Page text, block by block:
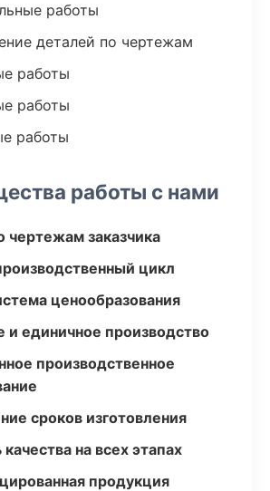
работы
деталей по чертежам
работы
работы
работы
работы с нами
чертежам заказчика
цикл
ценообразования
и единичное производство
производственное
сроков изготовления
на всех этапах
продукция